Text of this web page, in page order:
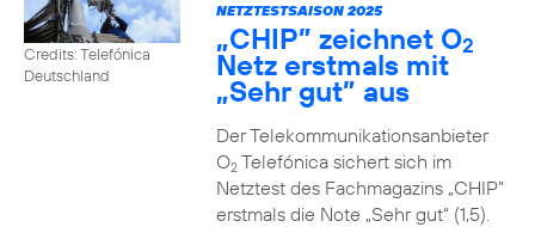
Credits: Telefónica
Deutschland
NETZTESTSAISON 2025
„CHIP” zeichnet O2
Netz erstmals mit
„Sehr gut” aus
Der Telekommunikationsanbieter
O2Telefónica sichert sich im
Netztest des Fachmagazins „CHIP”
erstmals die Note „Sehr gut“ (1,5).